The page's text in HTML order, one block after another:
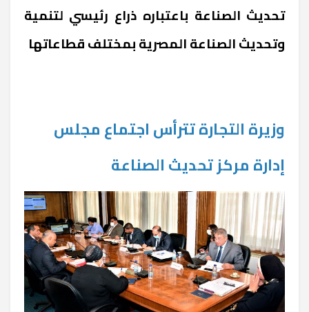
تحديث الصناعة باعتباره ذراع رئيسي لتنمية
وتحديث الصناعة المصرية بمختلف قطاعاتها
وزيرة التجارة تترأس اجتماع مجلس
إدارة مركز تحديث الصناعة